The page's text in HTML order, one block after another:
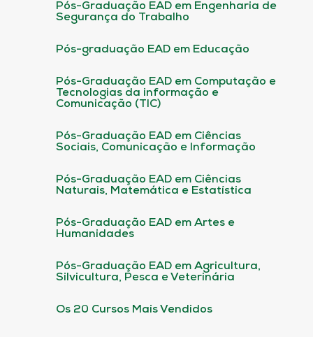
Pós-Graduação EAD em Engenharia de
Segurança do Trabalho
Pós-graduação EAD em Educação
Pós-Graduação EAD em Computação e
Tecnologias da informação e
Comunicação (TIC)
Pós-Graduação EAD em Ciências
Sociais, Comunicação e Informação
Pós-Graduação EAD em Ciências
Naturais, Matemática e Estatística
Pós-Graduação EAD em Artes e
Humanidades
Pós-Graduação EAD em Agricultura,
Silvicultura, Pesca e Veterinária
Os 20 Cursos Mais Vendidos